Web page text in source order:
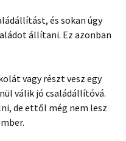
és sokan úgy
állítani. Ez azonban
vagy részt vesz egy
válik jó családállítóvá.
de ettől még nem lesz